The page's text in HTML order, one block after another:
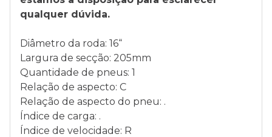
qualquer dúvida.
Diâmetro da roda: 16“
Largura de secção: 205mm
Quantidade de pneus: 1
Relação de aspecto: C
Relação de aspecto do pneu: .
Índice de carga: .
Índice de velocidade: R